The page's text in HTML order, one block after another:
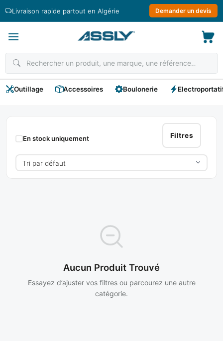
Livraison rapide partout en Algérie Demander un devis
Outillage Accessoires Boulonerie
Mousqueton
Filtres
En stock uniquement
Aucun Produit Trouvé
Essayez d’ajuster vos filtres ou parcourez une autre
catégorie.